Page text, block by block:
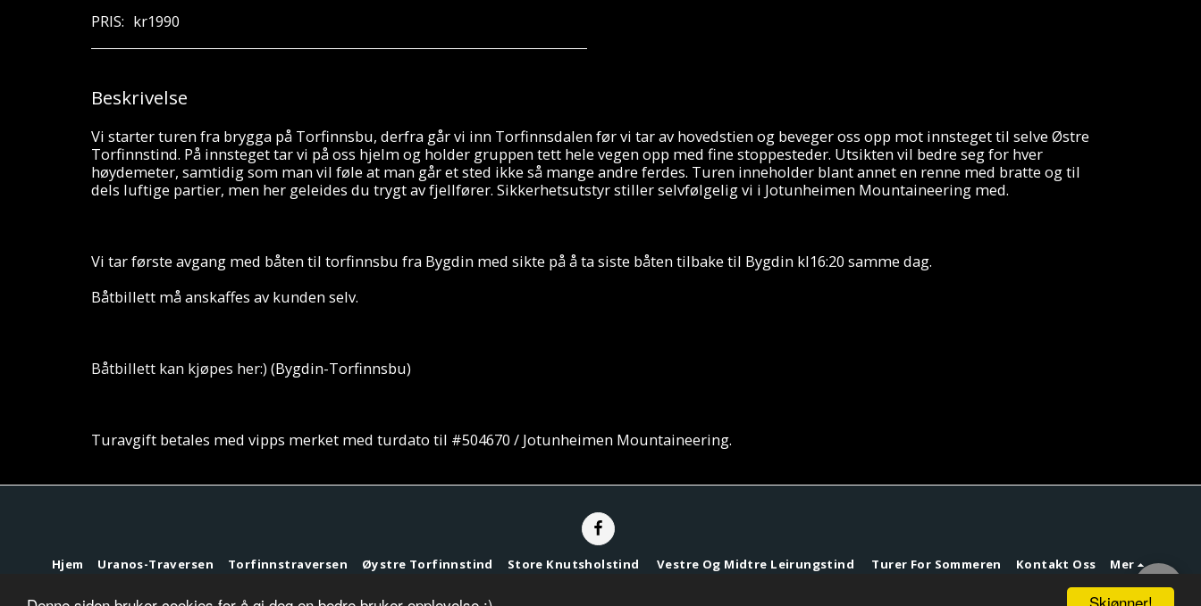
PRIS: kr1990
Beskrivelse
Vi starter turen fra brygga på Torfinnsbu, derfra går vi inn Torfinnsdalen før vi tar av hovedstien og beveger oss opp mot innsteget til selve Østre
Torfinnstind. På innsteget tar vi på oss hjelm og holder gruppen tett hele vegen opp med fine stoppesteder. Utsikten vil bedre seg for hver
høydemeter, samtidig som man vil føle at man går et sted ikke så mange andre ferdes. Turen inneholder blant annet en renne med bratte og til
dels luftige partier, men her geleides du trygt av fjellfører. Sikkerhetsutstyr stiller selvfølgelig vi i Jotunheimen Mountaineering med.
Vi tar første avgang med båten til torfinnsbu fra Bygdin med sikte på å ta siste båten tilbake til Bygdin kl16:20 samme dag.
Båtbillett må anskaffes av kunden selv.
Båtbillett kan kjøpes her:) (Bygdin-Torfinnsbu)
Turavgift betales med vipps merket med turdato til #504670 / Jotunheimen Mountaineering.
Hjem Uranos-Traversen Torfinnstraversen Øystre Torfinnstind Store Knutsholstind Vestre Og Midtre Leirungstind Turer For Sommeren Kontakt Oss
Mer